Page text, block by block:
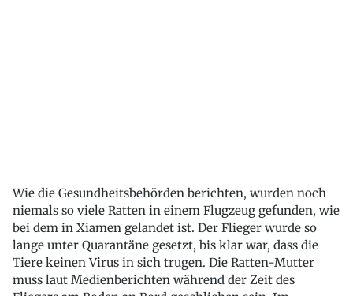
Wie die Gesundheitsbehörden berichten, wurden noch
niemals so viele Ratten in einem Flugzeug gefunden, wie
bei dem in Xiamen gelandet ist. Der Flieger wurde so
lange unter Quarantäne gesetzt, bis klar war, dass die
Tiere keinen Virus in sich trugen. Die Ratten-Mutter
muss laut Medienberichten während der Zeit des